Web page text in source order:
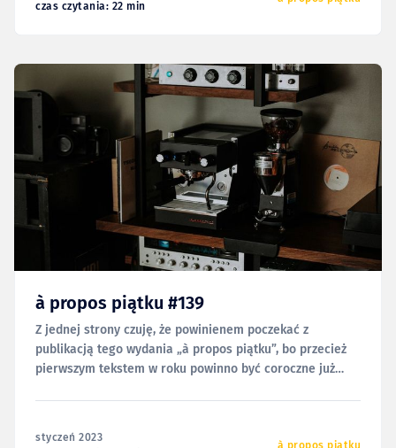
czas czytania: 22 min
à propos piątku #139
Z jednej strony czuję, że powinienem poczekać z
publikacją tego wydania „à propos piątku”, bo przecież
pierwszym tekstem w roku powinno być coroczne już
styczeń 2023
à propos piątku